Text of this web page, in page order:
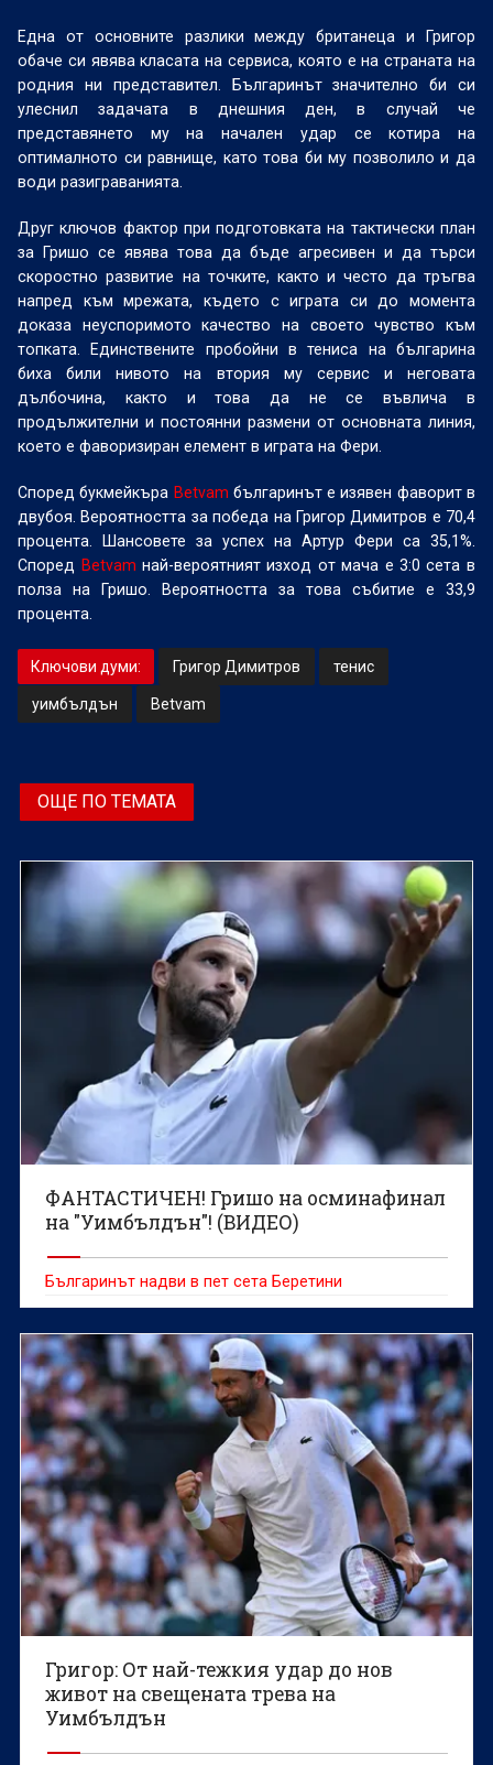
Една от основните разлики между британеца и Григор
обаче си явява класата на сервиса, която е на страната на
родния ни представител. Българинът значително би си
улеснил задачата в днешния ден, в случай че
представянето му на начален удар се котира на
оптималното си равнище, като това би му позволило и да
води разиграванията.
Друг ключов фактор при подготовката на тактически план
за Гришо се явява това да бъде агресивен и да търси
скоростно развитие на точките, както и често да тръгва
напред към мрежата, където с играта си до момента
доказа неуспоримото качество на своето чувство към
топката. Единствените пробойни в тениса на българина
биха били нивото на втория му сервис и неговата
дълбочина, както и това да не се въвлича в
продължителни и постоянни размени от основната линия,
което е фаворизиран елемент в играта на Фери.
Според букмейкъра Betvam българинът е изявен фаворит в
двубоя. Вероятността за победа на Григор Димитров е 70,4
процента. Шансовете за успех на Артур Фери са 35,1%.
Според Betvam най-вероятният изход от мача е 3:0 сета в
полза на Гришо. Вероятността за това събитие е 33,9
процента.
Ключови думи: Григор Димитров тенис
уимбълдън Betvam
ОЩЕ ПО ТЕМАТА
ФАНТАСТИЧЕН! Гришо на осминафинал
на "Уимбълдън"! (ВИДЕО)
Българинът надви в пет сета Беретини
Григор: От най-тежкия удар до нов
живот на свещената трева на
Уимбълдън